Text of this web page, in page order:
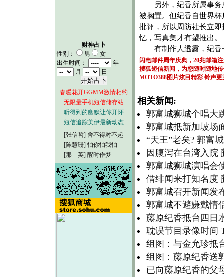
财神占卜
性别：
男
女
出生时间：
年
月
日
春暖花开GGMM激情相约
无限量手机短信储存站
听得到的幽默让你开怀
短信追踪美伊最新动态
[张信哲] 舍不得对不起
[陈慧珊] 怕你怕我怕
[那 英] 醒时作梦
另外，纪香所属事务
被搁置。但纪香自世界
批评，所以周防社长立
忆，写真集才有望推出。
有制作人透露，纪香
闪电邮件周年庆典，20兆邮箱
搜狐短信新闻，为您随时随地
MOTO388图片炫目精彩 铃声更
相关新闻:
郭富城狮城个唱大
郭富城抵新加坡场
“天王”老矣? 郭富
因腹泻在台湾入院
郭富城狮城演唱会
借绯闻来打知名度
郭富城召开新闻发
郭富城不避嫌戴情
藤原纪香抵台四日
耽误节目录像时间
组图：与金允珍抵
组图：藤原纪香送
已向藤原纪香的父